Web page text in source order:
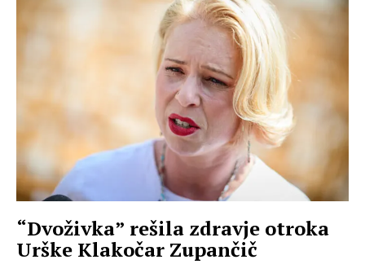
“Dvoživka” rešila zdravje otroka
Urške Klakočar Zupančič